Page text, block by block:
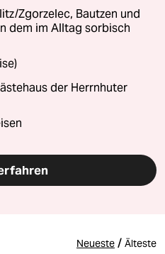
Zgorzelec, Bautzen und
dem im Alltag sorbisch
der Herrnhuter
Neueste / Älteste